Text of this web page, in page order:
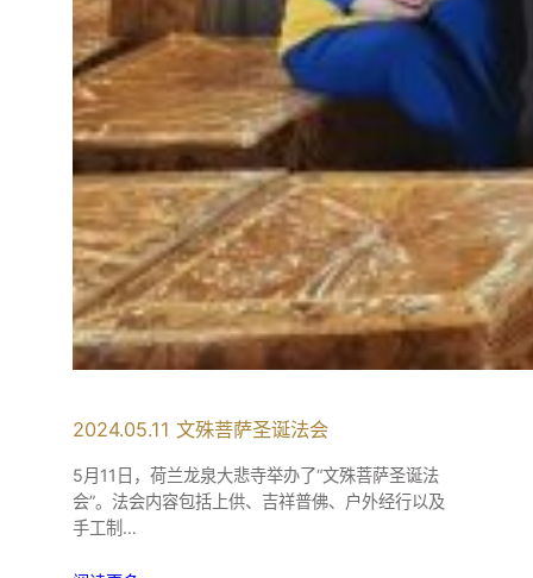
2024.05.11 文殊菩萨圣诞法会
5月11日，荷兰龙泉大悲寺举办了“文殊菩萨圣诞法
会”。法会内容包括上供、吉祥普佛、户外经行以及
手工制…